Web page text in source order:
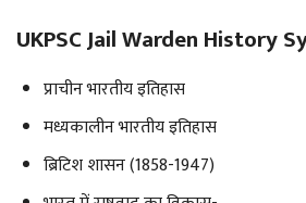
UKPSC Jail Warden History
प्राचीन भारतीय इतिहास
मध्यकालीन भारतीय इतिहास
ब्रिटिश शासन (1858-1947)